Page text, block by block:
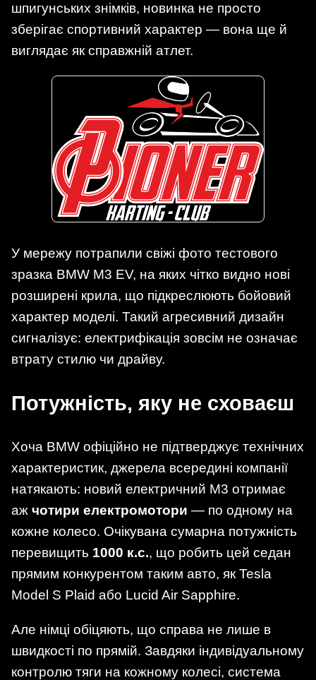
шпигунських знімків, новинка не просто
зберігає спортивний характер — вона ще й
виглядає як справжній атлет.
У мережу потрапили свіжі фото тестового
зразка BMW M3 EV, на яких чітко видно нові
розширені крила, що підкреслюють бойовий
характер моделі. Такий агресивний дизайн
сигналізує: електрифікація зовсім не означає
втрату стилю чи драйву.
Потужність, яку не сховаєш
Хоча BMW офіційно не підтверджує технічних
характеристик, джерела всередині компанії
натякають: новий електричний M3 отримає
аж чотири електромотори — по одному на
кожне колесо. Очікувана сумарна потужність
перевищить 1000 к.с., що робить цей седан
прямим конкурентом таким авто, як Tesla
Model S Plaid або Lucid Air Sapphire.
Але німці обіцяють, що справа не лише в
швидкості по прямій. Завдяки індивідуальному
контролю тяги на кожному колесі, система